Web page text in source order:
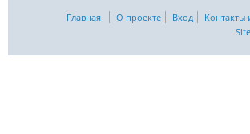
Главная О проекте Вход
Контакты